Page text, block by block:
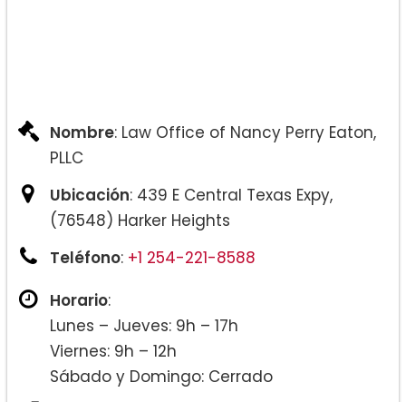
Nombre: Law Office of Nancy Perry Eaton,
PLLC
Ubicación: 439 E Central Texas Expy,
(76548) Harker Heights
Teléfono: +1 254-221-8588
Horario:
Lunes – Jueves: 9h – 17h
Viernes: 9h – 12h
Sábado y Domingo: Cerrado